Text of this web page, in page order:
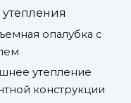
опалубка с
утепление
конструкции